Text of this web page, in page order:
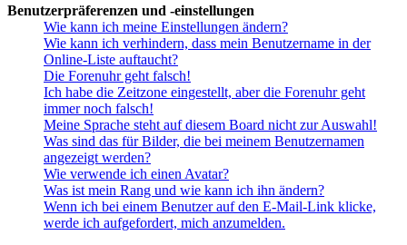
Benutzerpräferenzen und -einstellungen
Wie kann ich meine Einstellungen ändern?
Wie kann ich verhindern, dass mein Benutzername in der
Online-Liste auftaucht?
Die Forenuhr geht falsch!
Ich habe die Zeitzone eingestellt, aber die Forenuhr geht
immer noch falsch!
Meine Sprache steht auf diesem Board nicht zur Auswahl!
Was sind das für Bilder, die bei meinem Benutzernamen
angezeigt werden?
Wie verwende ich einen Avatar?
Was ist mein Rang und wie kann ich ihn ändern?
Wenn ich bei einem Benutzer auf den E-Mail-Link klicke,
werde ich aufgefordert, mich anzumelden.